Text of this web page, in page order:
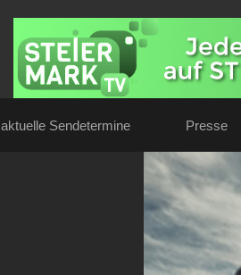
aktuelle Sendetermine Presse